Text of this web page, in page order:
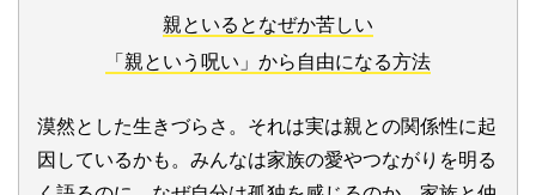
親といるとなぜか苦しい
「親という呪い」から自由になる方法
漠然とした生きづらさ。それは実は親との関係性に起
因しているかも。みんなは家族の愛やつながりを明る